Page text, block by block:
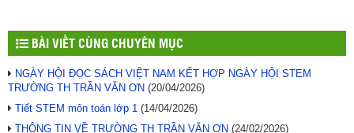
BÀI VIẾT CÙNG CHUYÊN MỤC
NGÀY HỘI ĐỌC SÁCH VIỆT NAM KẾT HỢP NGÀY HỘI STEM
TRƯỜNG TH TRẦN VĂN ƠN (20/04/2026)
Tiết STEM môn toán lớp 1 (14/04/2026)
THÔNG TIN VỀ TRƯỜNG TH TRẦN VĂN ƠN (24/02/2026)